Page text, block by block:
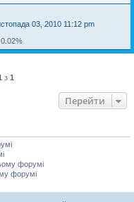
03, 2010 11:12 pm
з 1
Перейти
форумі
форумі